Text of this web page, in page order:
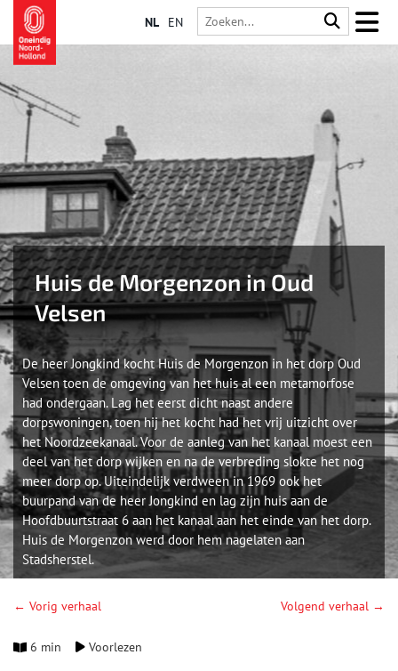
NL EN
Huis de Morgenzon in Oud
Velsen
De heer Jongkind kocht Huis de Morgenzon in het dorp Oud
Velsen toen de omgeving van het huis al een metamorfose
had ondergaan. Lag het eerst dicht naast andere
dorpswoningen, toen hij het kocht had het vrij uitzicht over
het Noordzeekanaal. Voor de aanleg van het kanaal moest een
deel van het dorp wijken en na de verbreding slokte het nog
meer dorp op. Uiteindelijk verdween in 1969 ook het
buurpand van de heer Jongkind en lag zijn huis aan de
Hoofdbuurtstraat 6 aan het kanaal aan het einde van het dorp.
Huis de Morgenzon werd door hem nagelaten aan
Stadsherstel.
← Vorig verhaal Volgend verhaal →
6 min Voorlezen